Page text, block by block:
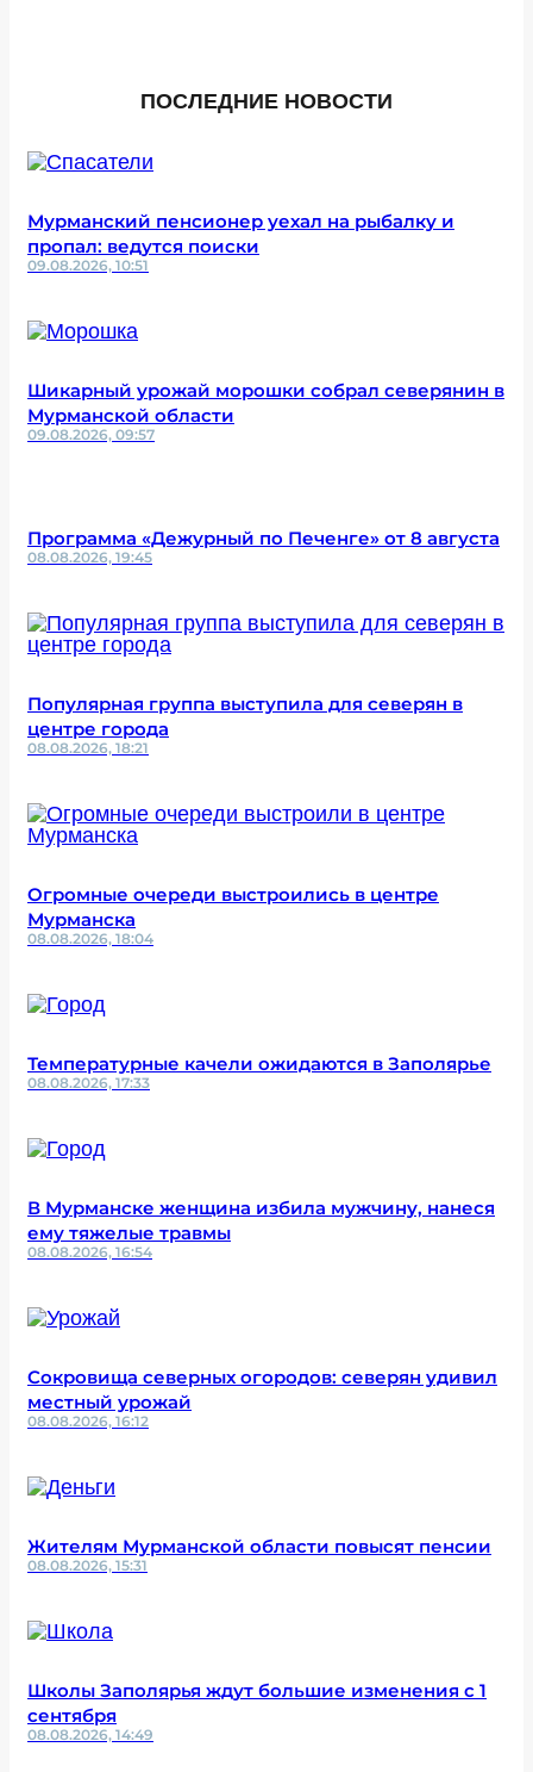
ПОСЛЕДНИЕ НОВОСТИ
Мурманский пенсионер уехал на рыбалку и
пропал: ведутся поиски
09.08.2026, 10:51
Шикарный урожай морошки собрал северянин в
Мурманской области
09.08.2026, 09:57
Программа «Дежурный по Печенге» от 8 августа
08.08.2026, 19:45
Популярная группа выступила для северян в
центре города
08.08.2026, 18:21
Огромные очереди выстроились в центре
Мурманска
08.08.2026, 18:04
Температурные качели ожидаются в Заполярье
08.08.2026, 17:33
В Мурманске женщина избила мужчину, нанеся
ему тяжелые травмы
08.08.2026, 16:54
Сокровища северных огородов: северян удивил
местный урожай
08.08.2026, 16:12
Жителям Мурманской области повысят пенсии
08.08.2026, 15:31
Школы Заполярья ждут большие изменения с 1
сентября
08.08.2026, 14:49